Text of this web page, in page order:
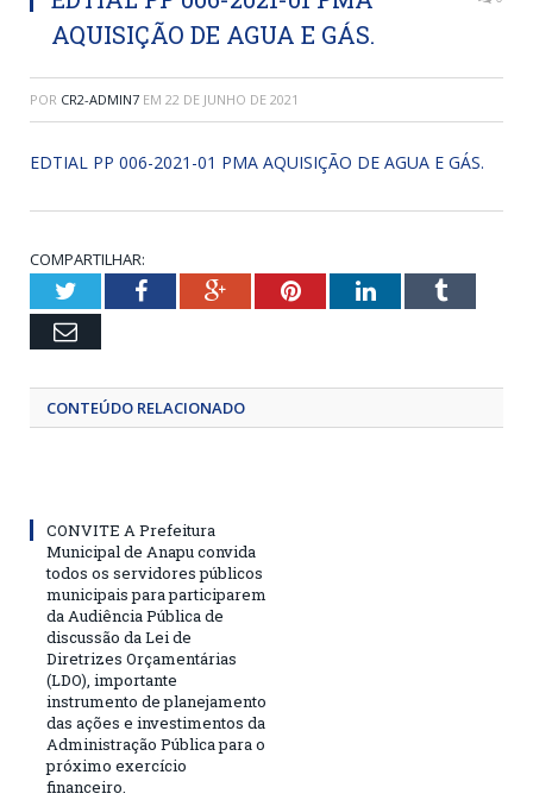
AQUISIÇÃO DE AGUA E GÁS.
POR CR2-ADMIN7 EM 22 DE JUNHO DE 2021
EDTIAL PP 006-2021-01 PMA AQUISIÇÃO DE AGUA E GÁS.
COMPARTILHAR:
TwitterFacebookGoogle+PinterestLinkedInTumblr
Email
CONTEÚDO RELACIONADO
CONVITE A Prefeitura
Municipal de Anapu convida
todos os servidores públicos
municipais para participarem
da Audiência Pública de
discussão da Lei de
Diretrizes Orçamentárias
(LDO), importante
instrumento de planejamento
das ações e investimentos da
Administração Pública para o
próximo exercício
financeiro.